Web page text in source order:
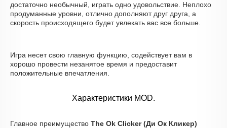
достаточно необычный, играть одно удовольствие. Неплохо
продуманные уровни, отлично дополняют друг друга, а
скорость происходящего будет увлекать вас все больше.
Игра несет свою главную функцию, содействует вам в
хорошо провести незанятое время и предоставит
положительные впечатления.
Характеристики MOD.
Главное преимущество The Ok Clicker (Ди Ок Кликер)